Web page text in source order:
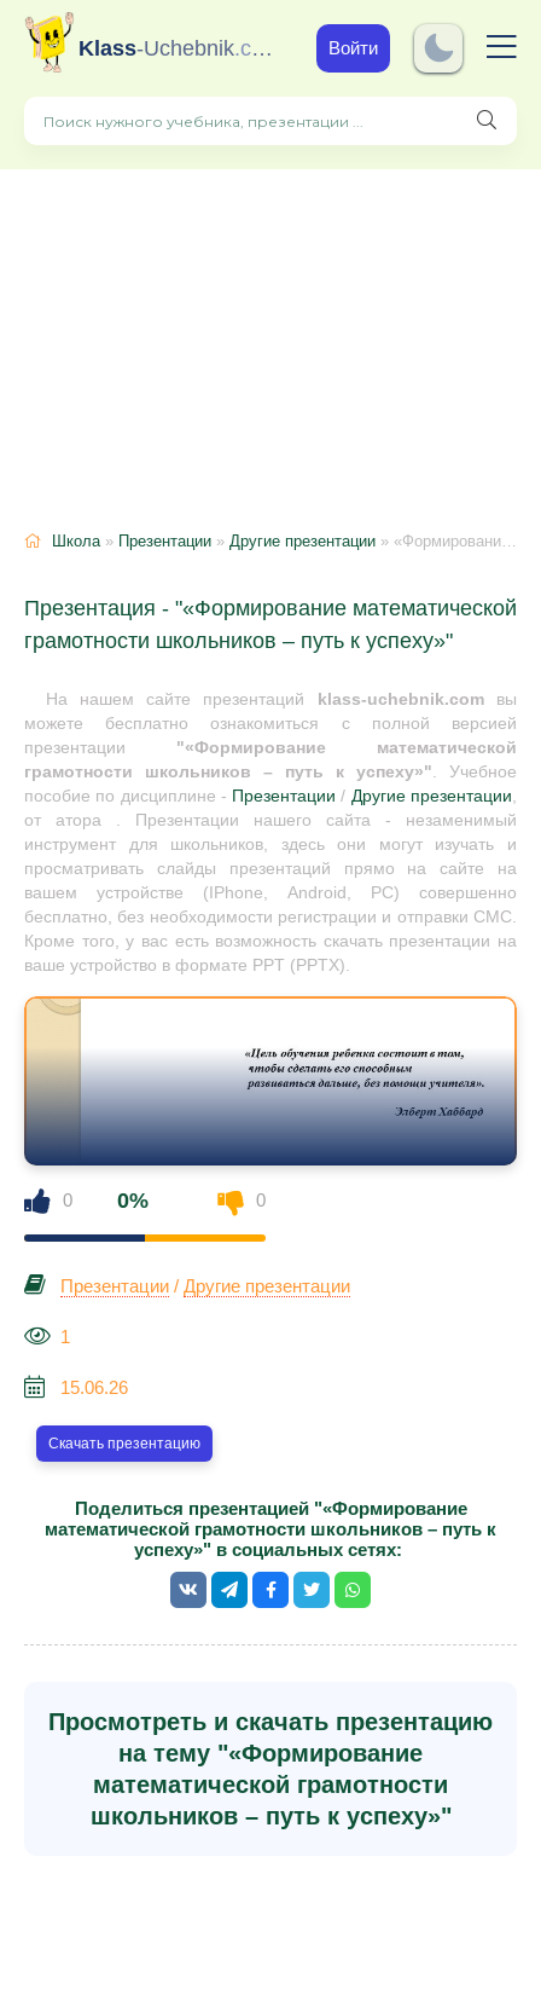
Klass-Uchebnik.com Войти
Школа» Презентации » Другие презентации » «Формирование математической грамотности школьников – путь к успеху»
Презентация - "«Формирование математической
грамотности школьников – путь к успеху»"
На нашем сайте презентаций klass-uchebnik.comвы
можете бесплатно ознакомиться с полной версией
презентации "«Формирование математической
грамотности школьников – путь к успеху»". Учебное
пособие по дисциплине - Презентации / Другие презентации,
от атора . Презентации нашего сайта - незаменимый
инструмент для школьников, здесь они могут изучать и
просматривать слайды презентаций прямо на сайте на
вашем устройстве (IPhone, Android, PC) совершенно
бесплатно, без необходимости регистрации и отправки СМС.
Кроме того, у вас есть возможность скачать презентации на
ваше устройство в формате PPT (PPTX).
0 0% 0
Презентации / Другие презентации
1
15.06.26
Скачать презентацию
Поделиться презентацией "«Формирование
математической грамотности школьников – путь к
успеху»" в социальных сетях:
Просмотреть и скачать презентацию
на тему "«Формирование
математической грамотности
школьников – путь к успеху»"